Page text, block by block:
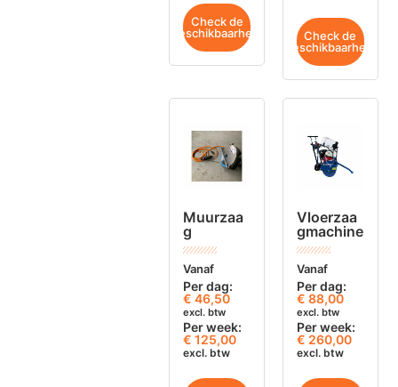
Check de
beschikbaarheid
Check de
beschikbaarheid
Muurzaa
g
Vanaf
Per dag:
€ 46,50
excl. btw
Per week:
€ 125,00
excl. btw
Vloerzaa
gmachine
Vanaf
Per dag:
€ 88,00
excl. btw
Per week:
€ 260,00
excl. btw